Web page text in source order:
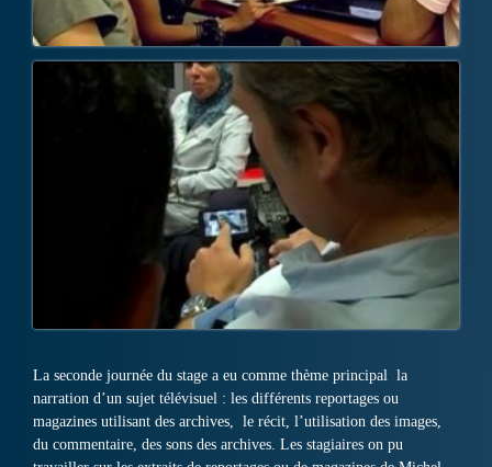
La seconde journée du stage a eu comme thème principal la
narration d’un sujet télévisuel : les différents reportages ou
magazines utilisant des archives, le récit, l’utilisation des images,
du commentaire, des sons des archives. Les stagiaires on pu